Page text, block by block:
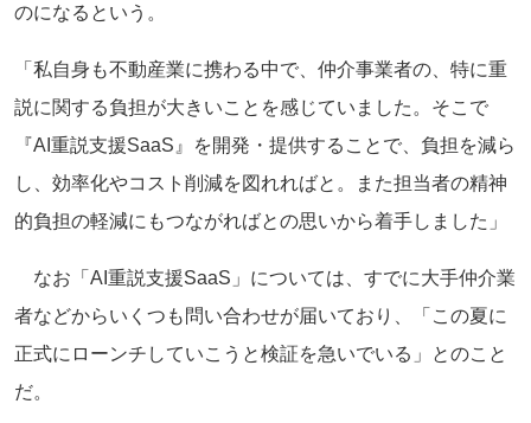
のになるという。
「私自身も不動産業に携わる中で、仲介事業者の、特に重
説に関する負担が大きいことを感じていました。そこで
『AI重説支援SaaS』を開発・提供することで、負担を減ら
し、効率化やコスト削減を図れればと。また担当者の精神
的負担の軽減にもつながればとの思いから着手しました」
なお「AI重説支援SaaS」については、すでに大手仲介業
者などからいくつも問い合わせが届いており、「この夏に
正式にローンチしていこうと検証を急いでいる」とのこと
だ。